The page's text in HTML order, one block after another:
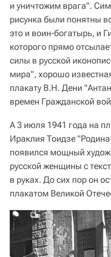
и уничтожим врага".
рисунка были понятны
это и воин-богатырь, и
которого прямо
силы в русской
мира", хорошо
плакату В.Н. Дени
времен Гражданской
А 3 июля 1941 года на
Ираклия Тоидзе
появился мощный
русской женщины с
в руках. До сих пор он
плакатом Великой